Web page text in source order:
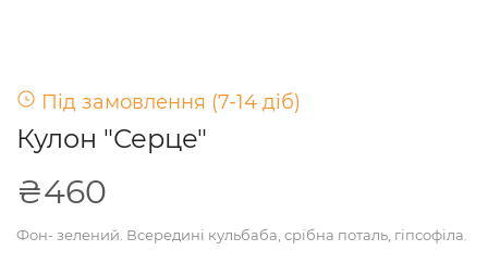
Під замовлення (7-14 діб)
Кулон "Серце"
₴460
Фон- зелений. Всередині кульбаба, срібна поталь, гіпсофіла.